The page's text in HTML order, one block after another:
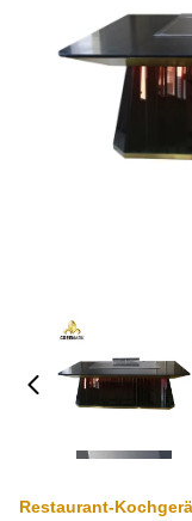
Restaurant-